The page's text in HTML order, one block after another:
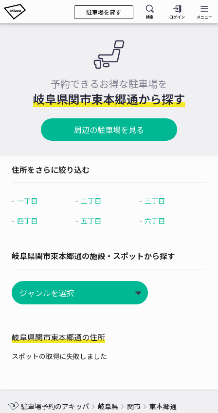
駐車場を貸す
検索 ログイン メニュー
予約できるお得な駐車場を
岐阜県関市東本郷通から探す
周辺の駐車場を見る
住所をさらに絞り込む
一丁目 二丁目 三丁目
四丁目 五丁目 六丁目
岐阜県関市東本郷通の施設・スポットから探す
岐阜県関市東本郷通の住所
スポットの取得に失敗しました
駐車場予約のアキッパ 岐阜県 関市 東本郷通